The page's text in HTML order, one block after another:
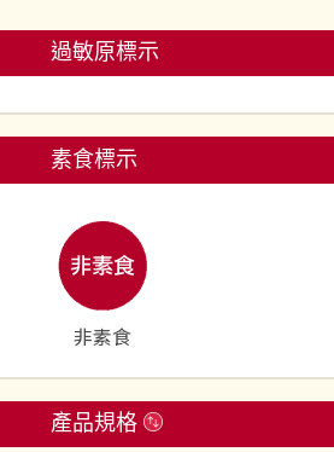
過敏原標示
素食標示
非素食
產品規格